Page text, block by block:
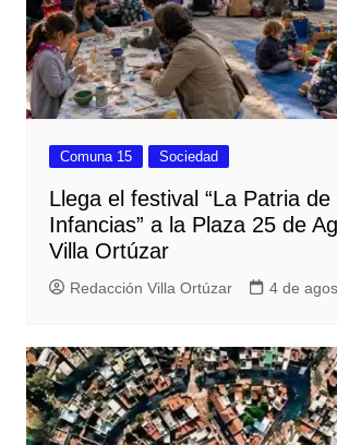
Comuna 15 Sociedad
Llega el festival “La Patria de
Infancias” a la Plaza 25 de
Villa Ortúzar
Redacción Villa Ortúzar 4 de